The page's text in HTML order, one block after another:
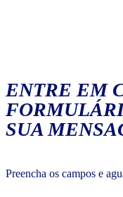
ENTRE EM
SUA
Preencha os campos e